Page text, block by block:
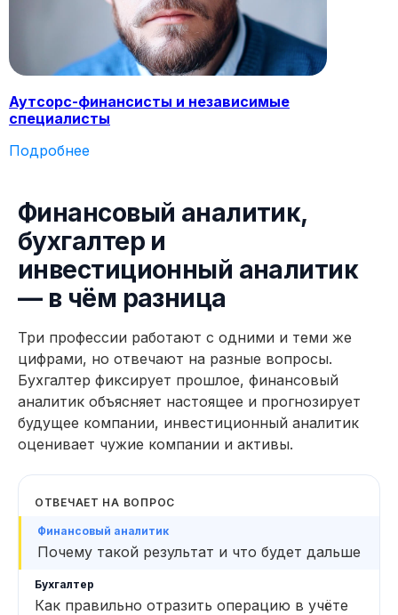
Аутсорс-финансисты и независимые
специалисты
Подробнее
Финансовый аналитик,
бухгалтер и
инвестиционный аналитик
— в чём разница
Три профессии работают с одними и теми же
цифрами, но отвечают на разные вопросы.
Бухгалтер фиксирует прошлое, финансовый
аналитик объясняет настоящее и прогнозирует
будущее компании, инвестиционный аналитик
оценивает чужие компании и активы.
ОТВЕЧАЕТ НА ВОПРОС
Почему такой результат и что будет дальше
Как правильно отразить операцию в учёте